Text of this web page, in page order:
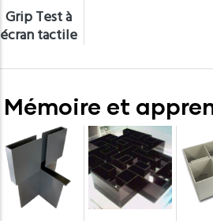
Grip Test à
écran tactile
Mémoire et